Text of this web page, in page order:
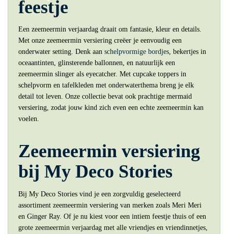
feestje
Een zeemeermin verjaardag draait om fantasie, kleur en details.
Met onze zeemeermin versiering creëer je eenvoudig een
onderwater setting. Denk aan schelpvormige bordjes, bekertjes in
oceaantinten, glinsterende ballonnen, en natuurlijk een
zeemeermin slinger als eyecatcher. Met cupcake toppers in
schelpvorm en tafelkleden met onderwaterthema breng je elk
detail tot leven. Onze collectie bevat ook prachtige mermaid
versiering, zodat jouw kind zich even een echte zeemeermin kan
voelen.
Zeemeermin versiering
bij My Deco Stories
Bij My Deco Stories vind je een zorgvuldig geselecteerd
assortiment zeemeermin versiering van merken zoals Meri Meri
en Ginger Ray. Of je nu kiest voor een intiem feestje thuis of een
grote zeemeermin verjaardag met alle vriendjes en vriendinnetjes,